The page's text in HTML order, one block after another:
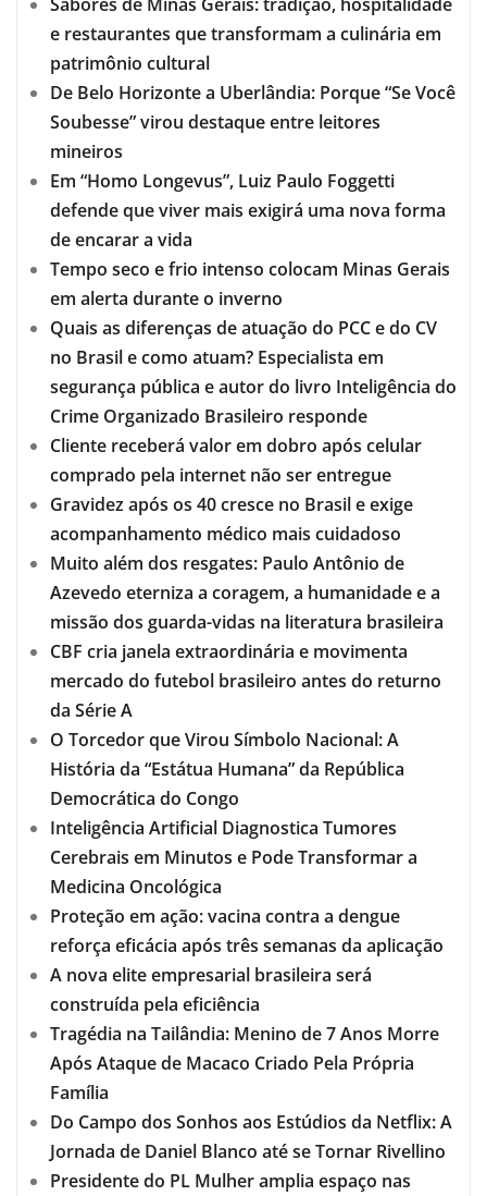
e restaurantes que transformam a culinária em
patrimônio cultural
De Belo Horizonte a Uberlândia: Porque “Se Você
Soubesse” virou destaque entre leitores
mineiros
Em “Homo Longevus”, Luiz Paulo Foggetti
defende que viver mais exigirá uma nova forma
de encarar a vida
Tempo seco e frio intenso colocam Minas Gerais
em alerta durante o inverno
Quais as diferenças de atuação do PCC e do CV
no Brasil e como atuam? Especialista em
segurança pública e autor do livro Inteligência do
Crime Organizado Brasileiro responde
Cliente receberá valor em dobro após celular
comprado pela internet não ser entregue
Gravidez após os 40 cresce no Brasil e exige
acompanhamento médico mais cuidadoso
Muito além dos resgates: Paulo Antônio de
Azevedo eterniza a coragem, a humanidade e a
missão dos guarda-vidas na literatura brasileira
CBF cria janela extraordinária e movimenta
mercado do futebol brasileiro antes do returno
da Série A
O Torcedor que Virou Símbolo Nacional: A
História da “Estátua Humana” da República
Democrática do Congo
Inteligência Artificial Diagnostica Tumores
Cerebrais em Minutos e Pode Transformar a
Medicina Oncológica
Proteção em ação: vacina contra a dengue
reforça eficácia após três semanas da aplicação
A nova elite empresarial brasileira será
construída pela eficiência
Tragédia na Tailândia: Menino de 7 Anos Morre
Após Ataque de Macaco Criado Pela Própria
Família
Do Campo dos Sonhos aos Estúdios da Netflix: A
Jornada de Daniel Blanco até se Tornar Rivellino
Presidente do PL Mulher amplia espaço nas